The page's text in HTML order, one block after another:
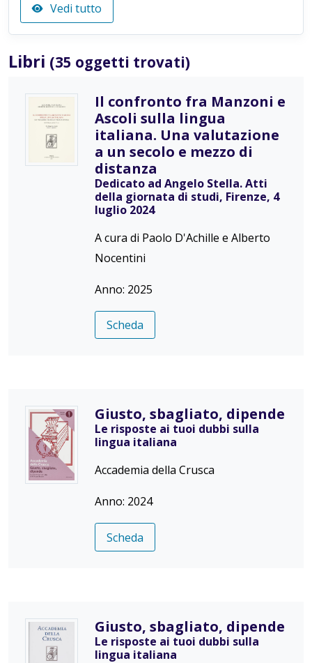
Vedi tutto
Libri (35 oggetti trovati)
Il confronto fra Manzoni e
Ascoli sulla lingua
italiana. Una valutazione
a un secolo e mezzo di
distanza
Dedicato ad Angelo Stella. Atti
della giornata di studi, Firenze, 4
luglio 2024
A cura di Paolo D'Achille e Alberto
Nocentini
Anno: 2025
Scheda
Giusto, sbagliato, dipende
Le risposte ai tuoi dubbi sulla
lingua italiana
Accademia della Crusca
Anno: 2024
Scheda
Giusto, sbagliato, dipende
Le risposte ai tuoi dubbi sulla
lingua italiana